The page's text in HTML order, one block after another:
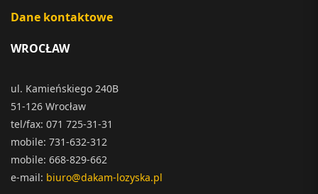
Dane kontaktowe
WROCŁAW
ul. Kamieńskiego 240B
51-126 Wrocław
tel/fax: 071 725-31-31
mobile: 731-632-312
mobile: 668-829-662
e-mail: biuro@dakam-lozyska.pl